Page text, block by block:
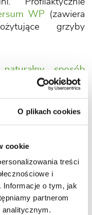
O plikach cookies
cookie
treści
i
Informacje o tym, jak
partnerom
analitycznym.
WP (zawiera
grzyby
sposób